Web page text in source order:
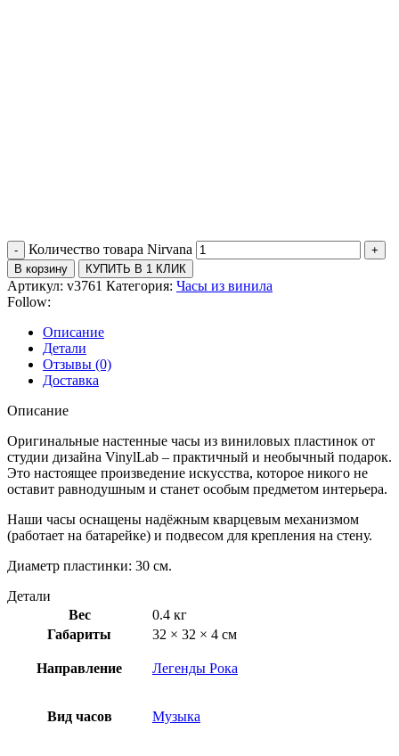
Количество товара Nirvana
В корзину КУПИТЬ В 1 КЛИК
Артикул: v3761 Категория: Часы из винила
Follow:
Описание
Детали
Отзывы (0)
Доставка
Описание
Оригинальные настенные часы из виниловых пластинок от
студии дизайна VinylLab – практичный и необычный подарок.
Это настоящее произведение искусства, которое никого не
оставит равнодушным и станет особым предметом интерьера.
Наши часы оснащены надёжным кварцевым механизмом
(работает на батарейке) и подвесом для крепления на стену.
Диаметр пластинки: 30 см.
Детали
Вес
0.4 кг
Габариты
32 × 32 × 4 см
Направление Легенды Рока
Вид часов Музыка